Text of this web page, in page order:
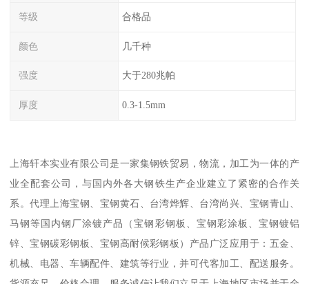
等级 合格品
颜色 几千种
强度 大于280兆帕
厚度 0.3-1.5mm
上海轩本实业有限公司是一家集钢铁贸易，物流，加工为一体的产
业全配套公司，与国内外各大钢铁生产企业建立了紧密的合作关
系。代理上海宝钢、宝钢黄石、台湾烨辉、台湾尚兴、宝钢青山、
马钢等国内钢厂涂镀产品（宝钢彩钢板、宝钢彩涂板、宝钢镀铝
锌、宝钢碳彩钢板、宝钢高耐候彩钢板）产品广泛应用于：五金、
机械、电器、车辆配件、建筑等行业，并可代客加工、配送服务。